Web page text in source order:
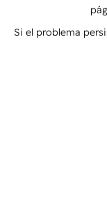
Si el problema